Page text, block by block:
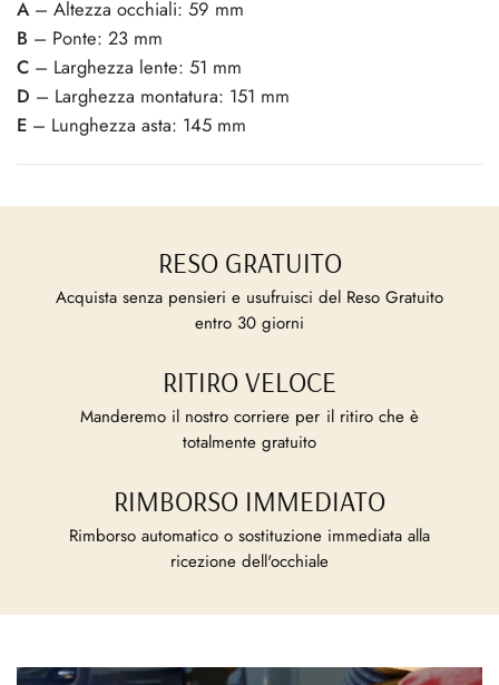
A– Altezza occhiali: 59 mm
B – Ponte: 23 mm
C – Larghezza lente: 51 mm
D – Larghezza montatura: 151 mm
E – Lunghezza asta: 145 mm
RESO GRATUITO
Acquista senza pensieri e usufruisci del Reso Gratuito
entro 30 giorni
RITIRO VELOCE
Manderemo il nostro corriere per il ritiro che è
totalmente gratuito
RIMBORSO IMMEDIATO
Rimborso automatico o sostituzione immediata alla
ricezione dell'occhiale